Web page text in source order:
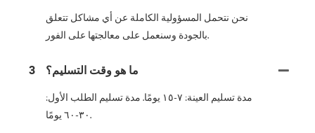
نحن نتحمل المسؤولية الكاملة عن أي مشاكل تتعلق
بالجودة وسنعمل على معالجتها على الفور.
3 ما هو وقت التسليم؟
مدة تسليم العينة: ٧-١٥ يومًا. مدة تسليم الطلب الأول:
٣٠-٦٠ يومًا.